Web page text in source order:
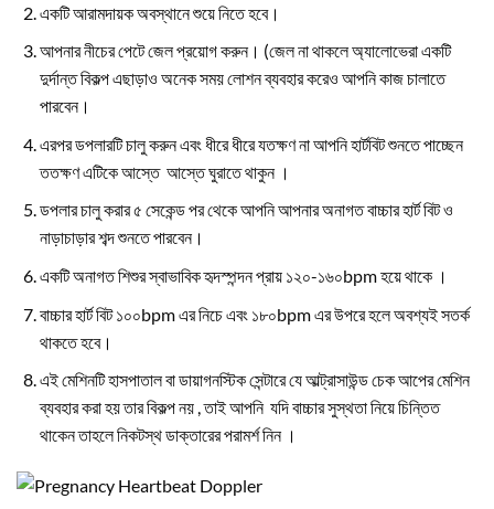
একটি আরামদায়ক অবস্থানে শুয়ে নিতে হবে।
আপনার নীচের পেটে জেল প্রয়োগ করুন। (জেল না থাকলে অ্যালোভেরা একটি
দুর্দান্ত বিকল্প এছাড়াও অনেক সময় লোশন ব্যবহার করেও আপনি কাজ চালাতে
পারবেন।
এরপর ডপলারটি চালু করুন এবং ধীরে ধীরে যতক্ষণ না আপনি হার্টবিট শুনতে পাচ্ছেন
ততক্ষণ এটিকে আস্তে আস্তে ঘুরাতে থাকুন ।
ডপলার চালু করার ৫ সেকেন্ড পর থেকে আপনি আপনার অনাগত বাচ্চার হার্ট বিট ও
নাড়াচাড়ার শব্দ শুনতে পারবেন।
একটি অনাগত শিশুর স্বাভাবিক হৃদস্পন্দন প্রায় ১২০-১৬০bpm হয়ে থাকে ।
বাচ্চার হার্ট বিট ১০০bpm এর নিচে এবং ১৮০bpm এর উপরে হলে অবশ্যই সতর্ক
থাকতে হবে।
এই মেশিনটি হাসপাতাল বা ডায়াগনস্টিক সেন্টারে যে আল্ট্রাসাউন্ড চেক আপের মেশিন
ব্যবহার করা হয় তার বিকল্প নয় , তাই আপনি যদি বাচ্চার সুস্থতা নিয়ে চিন্তিত
থাকেন তাহলে নিকটস্থ ডাক্তারের পরামর্শ নিন ।